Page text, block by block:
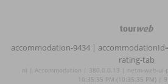
TourWeb
©
NetMatch
accommodation-9434 |
rating-tab
nl | Accommodation | 380.0.0.13 | netm-web-ui-
10:35:35 PM (10:35:35 PM) |